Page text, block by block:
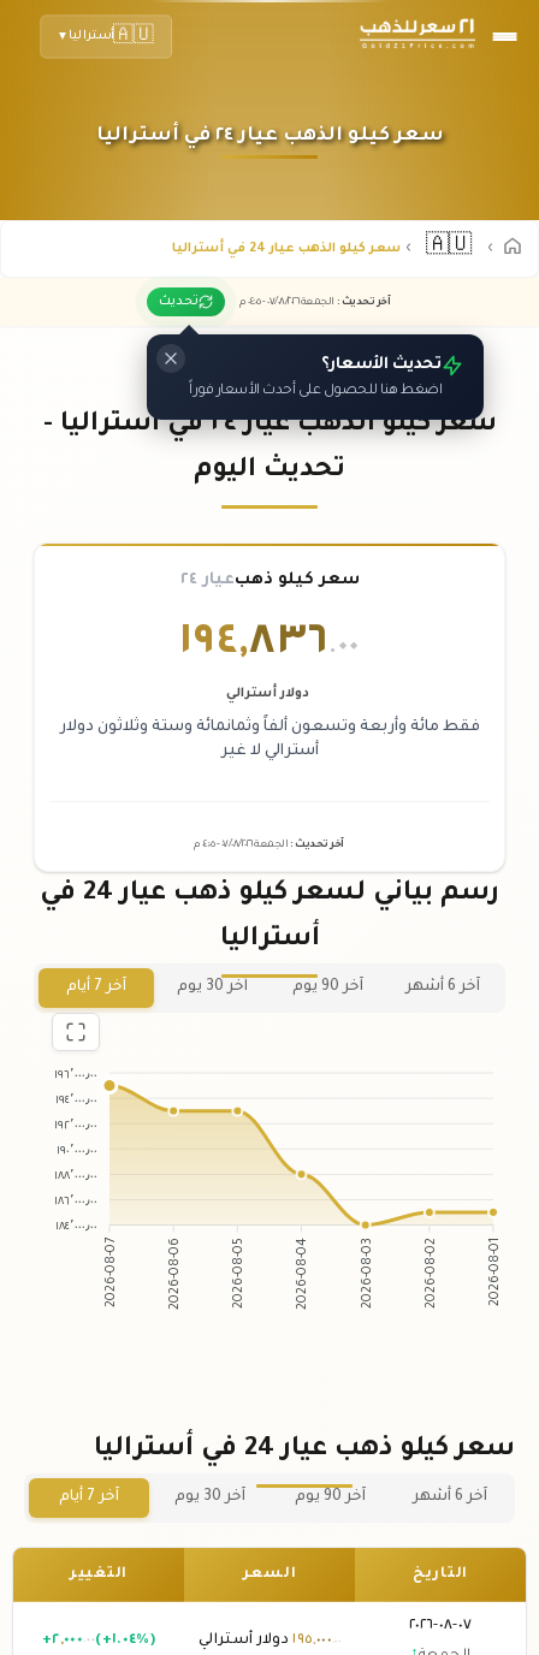
🇦🇺أستراليا ▼
سعر كيلو الذهب عيار ٢٤ في أستراليا
🇦🇺 سعر كيلو الذهب عيار 24 في أستراليا
آخر تحديث : الجمعة ٠٧ /٠٨/٢٠٢٦ - ٠٤:٠٥ م تحديث
تحديث الأسعار؟
اضغط هنا للحصول على أحدث الأسعار فوراً
سعر كيلو الذهب عيار ٢٤ في أستراليا -
تحديث اليوم
سعر كيلو ذهبعيار ٢٤
١٩٤,٨٣٦ .٠٠
دولار أسترالي
فقط مائة وأربعة وتسعون ألفاً وثمانمائة وستة وثلاثون دولار
أسترالي لا غير
آخر تحديث : الجمعة ٠٧ /٠٨/٢٠٢٦ - ٠٤:٠٥ م
رسم بياني لسعر كيلو ذهب عيار 24 في
أستراليا
آخر 6 أشهر آخر 90 يوم آخر 30 يوم آخر 7 أيام
١٩٦٬٠٠٠٫٠٠
١٩٤٬٠٠٠٫٠٠
١٩٢٬٠٠٠٫٠٠
١٩٠٬٠٠٠٫٠٠
١٨٨٬٠٠٠٫٠٠
١٨٦٬٠٠٠٫٠٠
١٨٤٬٠٠٠٫٠٠
2026-08-07 2026-08-06 2026-08-05 2026-08-04 2026-08-03 2026-08-02 2026-08-01
سعر كيلو ذهب عيار 24 في أستراليا
آخر 6 أشهر آخر 90 يوم آخر 30 يوم آخر 7 أيام
التاريخ السعر التغيير
٠٧-٠٨-٢٠٢٦
١٩٥,٠٠٠ .٠٠ دولار أسترالي +٢,٠٠٠ .٠٠ (+١.٠٤%)